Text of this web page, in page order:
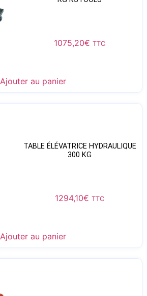
1075,20€ TTC
Ajouter au panier
TABLE ÉLÉVATRICE HYDRAULIQUE
300 KG
1294,10€ TTC
Ajouter au panier